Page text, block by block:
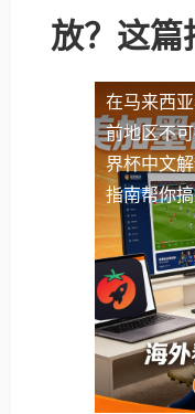
放？这篇
在马来西
前地区不
界杯中文
指南帮你